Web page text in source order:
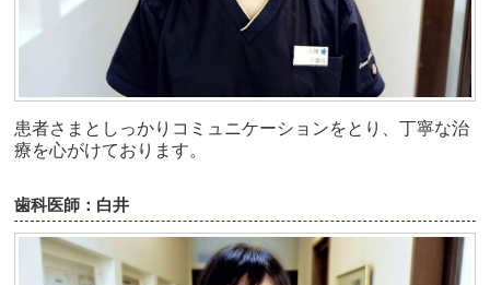
患者さまとしっかりコミュニケーションをとり、丁寧な治
療を心がけております。
歯科医師：白井